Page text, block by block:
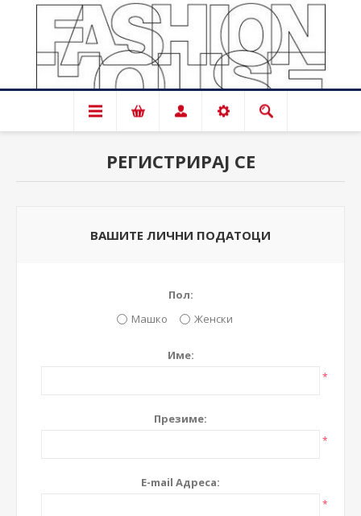
РЕГИСТРИРАЈ СЕ
ВАШИТЕ ЛИЧНИ ПОДАТОЦИ
Пол:
Машко
Женски
Име:
*
Презиме:
*
E-mail Адреса:
*